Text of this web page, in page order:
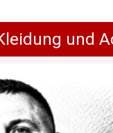
und